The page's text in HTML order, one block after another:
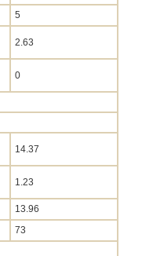
5
2.63
0
14.37
1.23
13.96
73